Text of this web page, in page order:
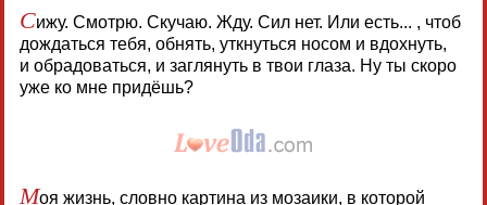
Сижу. Смотрю. Скучаю. Жду. Сил нет. Или есть... , чтоб
дождаться тебя, обнять, уткнуться носом и вдохнуть,
и обрадоваться, и заглянуть в твои глаза. Ну ты скоро
уже ко мне придёшь?
Моя жизнь, словно картина из мозаики, в которой